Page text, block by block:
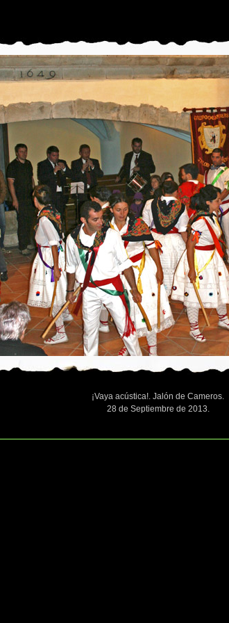
¡Vaya acústica!. Jalón de Cameros.
28 de Septiembre de 2013.